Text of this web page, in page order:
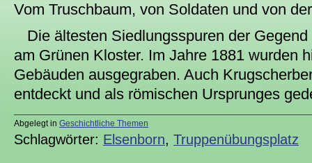
Vom Truschbaum, von Soldaten und von
Die ältesten Siedlungsspuren der
am Grünen Kloster. Im Jahre 1881 wurden
Gebäuden ausgegraben. Auch
entdeckt und als römischen Ursprunges
Abgelegt in Geschichtliche Themen
Schlagwörter: Elsenborn, Truppenübungsplatz